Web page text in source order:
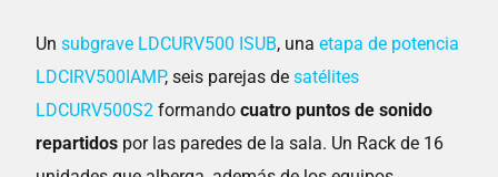
Unsubgrave LDCURV500 ISUB, unaetapa de potencia
LDCIRV500IAMP, seis parejas desatélites
LDCURV500S2 formandocuatro puntos de sonido
repartidos por las paredes de la sala. Un Rack de 16